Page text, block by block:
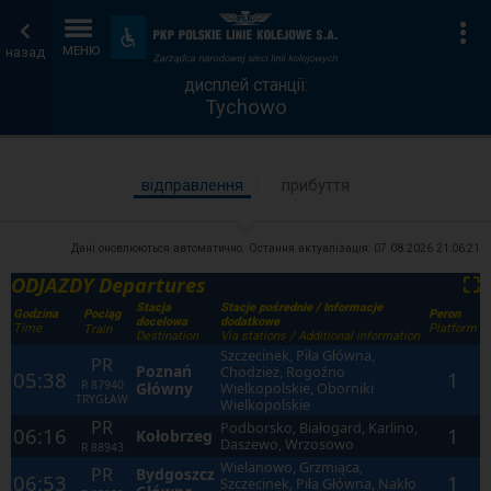
назад МЕНЮ
Пристосування
та
зручності
дисплей
станції
Головна
сторінка
дисплей станції:
Tychowo
відправлення прибуття
Дані оновлюються автоматично. Остання актуалізація: 07.08.2026 21:06:21
ODJAZDY Departures ⛶
Godzina
Time
Pociąg
Train
Stacja
docelowa
Destination
Stacje pośrednie / Informacje
dodatkowe
Via stations / Additional information
Peron
Platform
05:38
PR
R 87940
TRYGŁAW
Poznań
Główny
Szczecinek, Piła Główna,
Chodzież, Rogoźno
Wielkopolskie, Oborniki
Wielkopolskie
1
06:16 PR
R 88943
Kołobrzeg Podborsko, Białogard, Karlino,
Daszewo, Wrzosowo
1
06:53
PR
Bydgoszcz Wielanowo, Grzmiąca,
Szczecinek, Piła Główna, Nakło
1